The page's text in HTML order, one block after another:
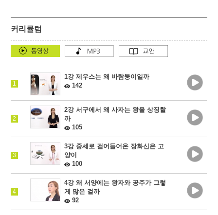
커리큘럼
1
1강 제우스는 왜 바람둥이일까
142
2
2강 서구에서 왜 사자는 왕을 상징할
까
105
3
3강 중세로 걸어들어온 장화신은 고
양이
100
4
4강 왜 서양에는 왕자와 공주가 그렇
게 많은 걸까
92